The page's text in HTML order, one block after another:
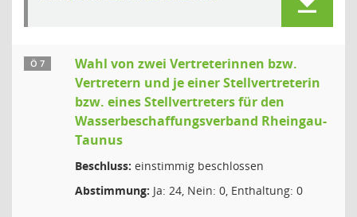
Ö 7
Wahl von zwei Vertreterinnen bzw.
Vertretern und je einer Stellvertreterin
bzw. eines Stellvertreters für den
Wasserbeschaffungsverband Rheingau-
Taunus
Beschluss: einstimmig beschlossen
Abstimmung: Ja: 24, Nein: 0, Enthaltung: 0